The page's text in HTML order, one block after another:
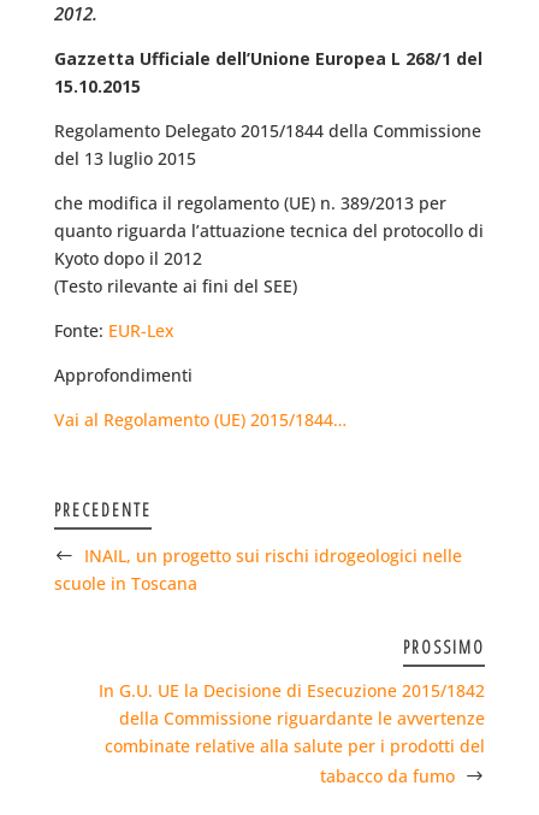
2012.
Gazzetta Ufficiale dell’Unione Europea L 268/1 del
15.10.2015
Regolamento Delegato 2015/1844 della Commissione
del 13 luglio 2015
che modifica il regolamento (UE) n. 389/2013 per
quanto riguarda l’attuazione tecnica del protocollo di
Kyoto dopo il 2012
(Testo rilevante ai fini del SEE)
Fonte: EUR-Lex
Approfondimenti
Vai al Regolamento (UE) 2015/1844…
PRECEDENTE
INAIL, un progetto sui rischi idrogeologici nelle
scuole in Toscana
PROSSIMO
In G.U. UE la Decisione di Esecuzione 2015/1842
della Commissione riguardante le avvertenze
combinate relative alla salute per i prodotti del
tabacco da fumo